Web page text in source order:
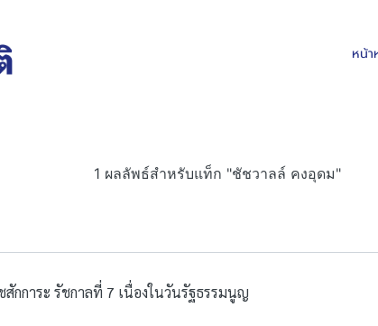
หน้
1 ผลลัพธ์สำหรับแท็ก "ชัชวาลล์ คงอุดม"
กการะ รัชกาลที่ 7 เนื่องในวันรัฐธรรมนูญ